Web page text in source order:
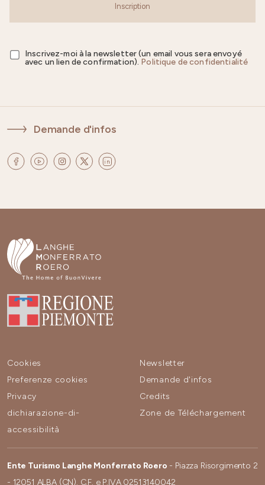
Inscription
Inscrivez-moi à la newsletter (un email vous sera envoyé
avec un lien de confirmation). Politique de confidentialité
Demande d'infos
Cookies
Preferenze cookies
Privacy
dichiarazione-di-
accessibilità
Newsletter
Demande d'infos
Credits
Zone de Téléchargement
Ente Turismo Langhe Monferrato Roero - Piazza Risorgimento 2
- 12051 ALBA (CN). C.F. e P.IVA 02513140042